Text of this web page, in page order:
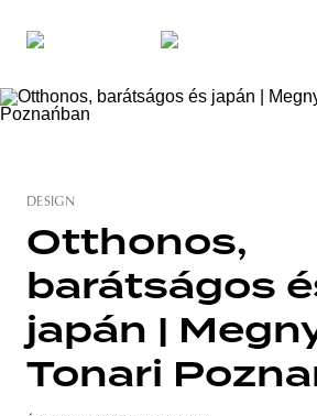
DESIGN
Otthonos,
barátságos
japán |
Tonari